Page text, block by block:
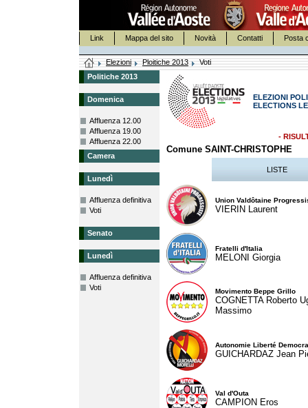
Link Mappa del sito Novità Contatti Posta
Elezioni Ploitiche 2013
Voti
Politiche 2013
Domenica
Affluenza 12.00
Affluenza 19.00
Affluenza 22.00
Camera
Lunedì
Affluenza definitiva
Voti
Senato
Lunedì
Affluenza definitiva
Voti
ELEZIONI
ELECTIONS
-
Comune SAINT-CHRISTOPHE
LISTE
Union Valdôtaine
VIERIN Laurent
Fratelli d'Italia
MELONI Giorgia
Movimento Beppe Grillo
COGNETTA Roberto
Massimo
Autonomie Liberté
GUICHARDAZ Jean
Val d'Outa
CAMPION Eros